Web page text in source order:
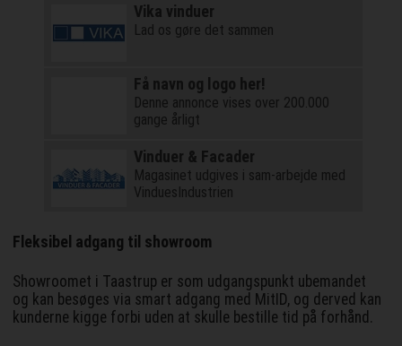
Vika vinduer
Lad os gøre det sammen
Få navn og logo her!
Denne annonce vises over 200.000
gange årligt
Vinduer & Facader
Magasinet udgives i sam-arbejde med
VinduesIndustrien
Fleksibel adgang til showroom
Showroomet i Taastrup er som udgangspunkt ubemandet
og kan besøges via smart adgang med MitID, og derved kan
kunderne kigge forbi uden at skulle bestille tid på forhånd.